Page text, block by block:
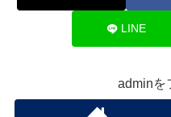
LINE
adminを